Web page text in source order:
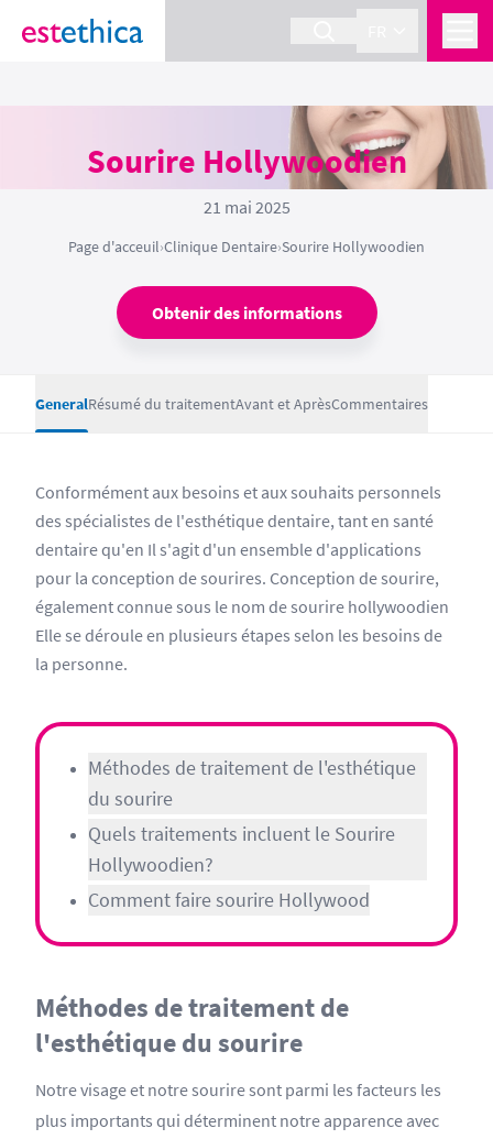
Sourire Hollywoodien
21 mai 2025
Page d'acceuil›Clinique Dentaire›Sourire Hollywoodien
Obtenir des informations
GeneralRésumé du traitementAvant et AprèsCommentaires
Conformément aux besoins et aux souhaits personnels
des spécialistes de l'esthétique dentaire, tant en santé
dentaire qu'en Il s'agit d'un ensemble d'applications
pour la conception de sourires. Conception de sourire,
également connue sous le nom de sourire hollywoodien
Elle se déroule en plusieurs étapes selon les besoins de
la personne.
Méthodes de traitement de l'esthétique
du sourire
Quels traitements incluent le Sourire
Hollywoodien?
Comment faire sourire Hollywood
Méthodes de traitement de
l'esthétique du sourire
Notre visage et notre sourire sont parmi les facteurs les
plus importants qui déterminent notre apparence avec